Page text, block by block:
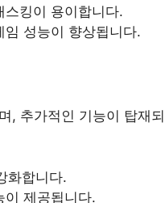
킹이 용이합니다.
성능이 향상됩니다.
, 추가적인 기능이 탑재되
화합니다.
이 제공됩니다.